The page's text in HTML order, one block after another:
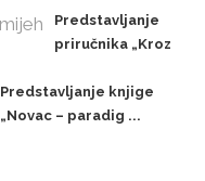
Predstavljanje
priručnika „Kroz
Predstavljanje knjige
„Novac – paradig ...